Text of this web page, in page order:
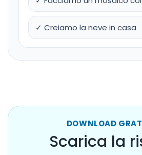
✓ Creiamo la neve in casa
DOWNLOAD
Scarica la